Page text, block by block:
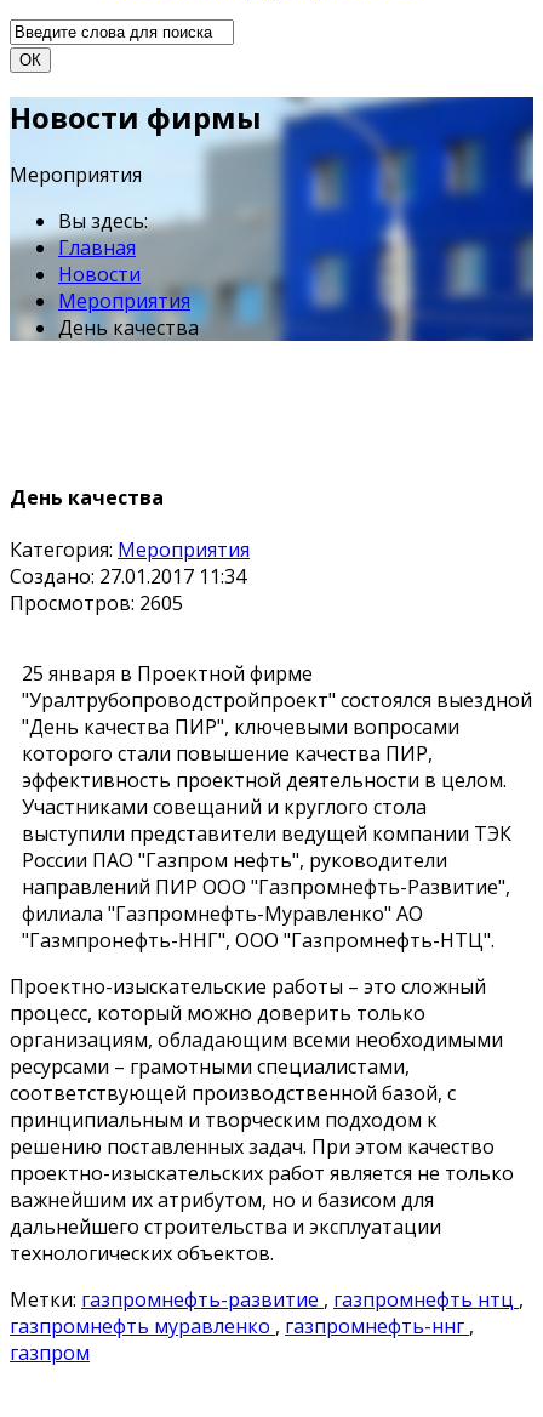
ОК
Новости фирмы
Мероприятия
Вы здесь:
Главная
Новости
Мероприятия
День качества
День качества
Категория: Мероприятия
Создано: 27.01.2017 11:34
Просмотров: 2605
25 января в Проектной фирме
"Уралтрубопроводстройпроект" состоялся выездной
"День качества ПИР", ключевыми вопросами
которого стали повышение качества ПИР,
эффективность проектной деятельности в целом.
Участниками совещаний и круглого стола
выступили представители ведущей компании ТЭК
России ПАО "Газпром нефть", руководители
направлений ПИР ООО "Газпромнефть-Развитие",
филиала "Газпромнефть-Муравленко" АО
"Газмпронефть-ННГ", ООО "Газпромнефть-НТЦ".
Проектно-изыскательские работы – это сложный
процесс, который можно доверить только
организациям, обладающим всеми необходимыми
ресурсами – грамотными специалистами,
соответствующей производственной базой, с
принципиальным и творческим подходом к
решению поставленных задач. При этом качество
проектно-изыскательских работ является не только
важнейшим их атрибутом, но и базисом для
дальнейшего строительства и эксплуатации
технологических объектов.
Метки: газпромнефть-развитие , газпромнефть нтц ,
газпромнефть муравленко , газпромнефть-ннг ,
газпром